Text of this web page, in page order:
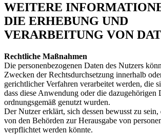
WEITERE
DIE ERHEBUNG UND
VERARBEITUNG VON
Rechtliche Maßnahmen
Die personenbezogenen Daten des Nutzers
Zwecken der Rechtsdurchsetzung innerhalb
gerichtlicher Verfahren verarbeitet werden, die
dass diese Anwendung oder die dazugehörigen
ordnungsgemäß genutzt wurden.
Der Nutzer erklärt, sich dessen bewusst zu sein,
von den Behörden zur Herausgabe von
verpflichtet werden könnte.